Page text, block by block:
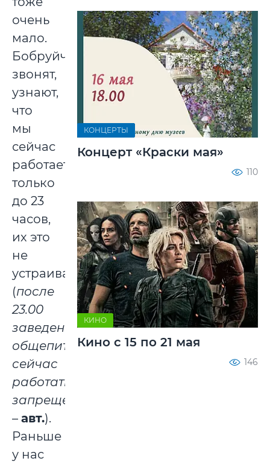
очень
мало.
Бобруйчане
звонят,
узнают,
что
мы
сейчас
работает
только
до 23
часов,
их это
не
устраивает
(после
23.00
заведениям
общепита
сейчас
работать
запрещено
– авт.).
Раньше
у нас
КОНЦЕРТЫ
Концерт «Краски мая»
110
КИНО
Кино с 15 по 21 мая
146